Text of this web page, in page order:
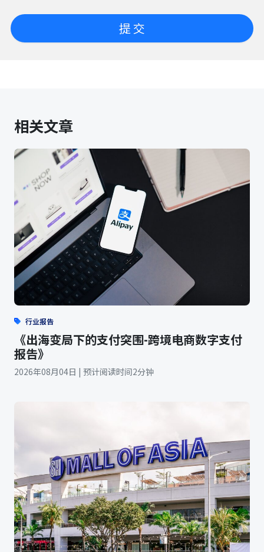
提 交
相关文章
行业报告
《出海变局下的支付突围-跨境电商数字支付
报告》
2026年08月04日 | 预计阅读时间2分钟